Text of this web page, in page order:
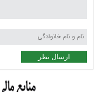
ارسال نظر